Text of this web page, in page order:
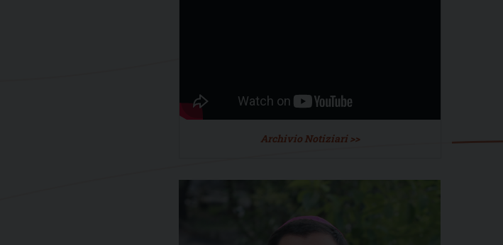
Archivio Notiziari >>